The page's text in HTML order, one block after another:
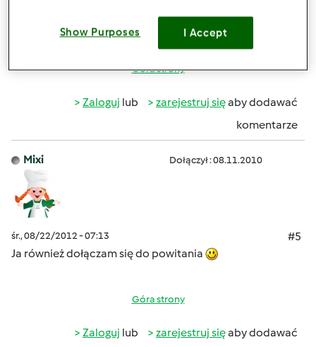
Góra strony
Zaloguj lub zarejestruj sięaby dodawać
komentarze
Mixi Dołączył : 08.11.2010
śr., 08/22/2012 - 07:13
#5
Ja również dołączam się do powitania
Góra strony
Zaloguj lub zarejestruj sięaby dodawać
Show Purposes I Accept